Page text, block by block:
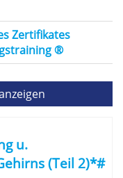
Zertifikates
®
u.
(Teil 2)*#